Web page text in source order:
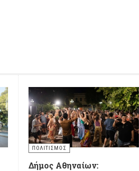
ΠΟΛΙΤΙΣΜΌΣ
Δήμος Αθηναίων: